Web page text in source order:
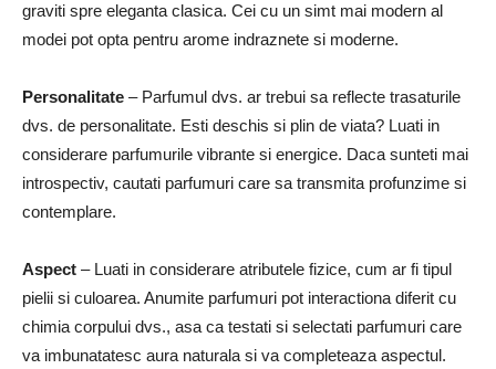
graviti spre eleganta clasica. Cei cu un simt mai modern al
modei pot opta pentru arome indraznete si moderne.
Personalitate – Parfumul dvs. ar trebui sa reflecte trasaturile
dvs. de personalitate. Esti deschis si plin de viata? Luati in
considerare parfumurile vibrante si energice. Daca sunteti mai
introspectiv, cautati parfumuri care sa transmita profunzime si
contemplare.
Aspect – Luati in considerare atributele fizice, cum ar fi tipul
pielii si culoarea. Anumite parfumuri pot interactiona diferit cu
chimia corpului dvs., asa ca testati si selectati parfumuri care
va imbunatatesc aura naturala si va completeaza aspectul.